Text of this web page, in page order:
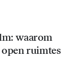
waarom
open ruimtes